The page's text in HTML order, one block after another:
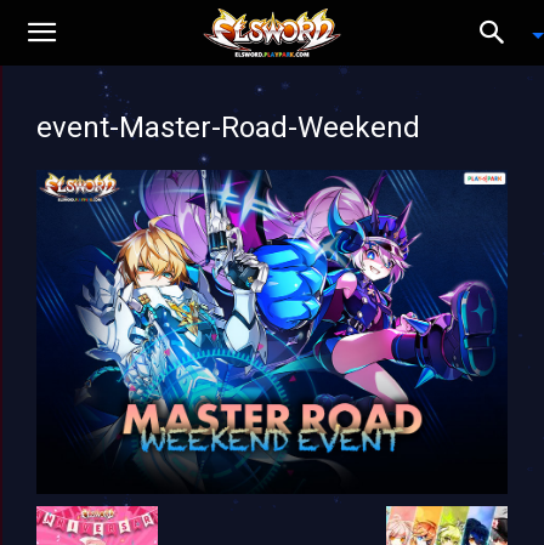
event-Master-Road-Weekend